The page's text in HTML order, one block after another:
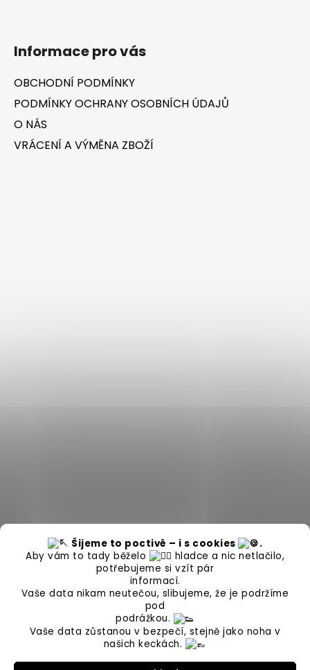
Šijeme to poctivě – i s cookies
.
Aby vám to tady běželo
hladce a nic netlačilo,
potřebujeme si vzít pár
informací.
Vaše data nikam neutečou, slibujeme, že je podržíme
pod
podrážkou.
Vaše data zůstanou v bezpečí, stejně jako noha v
našich keckách.
Informace pro vás
OBCHODNÍ PODMÍNKY
PODMÍNKY OCHRANY OSOBNÍCH ÚDAJŮ
O NÁS
VRÁCENÍ A VÝMĚNA ZBOŽÍ